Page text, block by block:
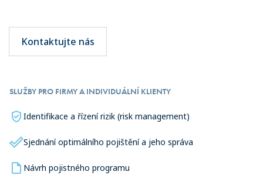
SLUŽBY PRO FIRMY A INDIVIDUÁLNÍ KLIENTY
Identifikace a řízení rizik (risk management)
Sjednání optimálního pojištění a jeho správa
Návrh pojistného programu
Kontaktujte nás